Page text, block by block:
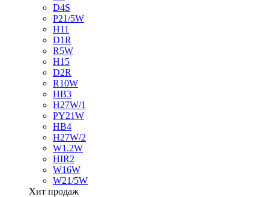
D4S
P21/5W
H11
D1R
R5W
H15
D2R
R10W
HB3
H27W/1
PY21W
HB4
H27W/2
W1.2W
HIR2
W16W
W21/5W
Хит продаж